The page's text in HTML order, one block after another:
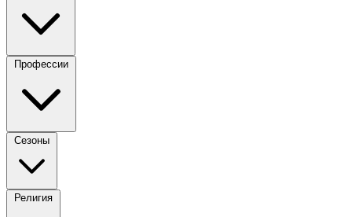
Профессии
Сезоны
Религия